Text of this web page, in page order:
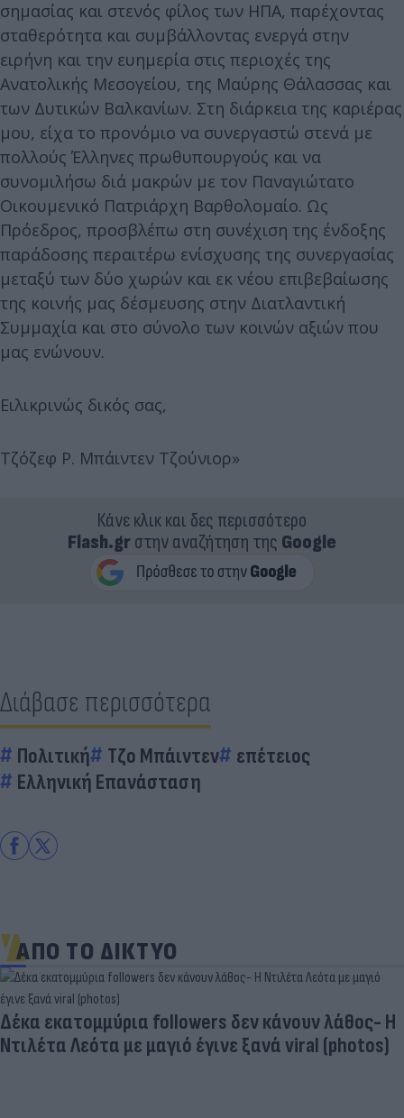
σημασίας και στενός φίλος των ΗΠΑ, παρέχοντας
σταθερότητα και συμβάλλοντας ενεργά στην
ειρήνη και την ευημερία στις περιοχές της
Ανατολικής Μεσογείου, της Μαύρης Θάλασσας και
των Δυτικών Βαλκανίων. Στη διάρκεια της καριέρας
μου, είχα το προνόμιο να συνεργαστώ στενά με
πολλούς Έλληνες πρωθυπουργούς και να
συνομιλήσω διά μακρών με τον Παναγιώτατο
Οικουμενικό Πατριάρχη Βαρθολομαίο. Ως
Πρόεδρος, προσβλέπω στη συνέχιση της ένδοξης
παράδοσης περαιτέρω ενίσχυσης της συνεργασίας
μεταξύ των δύο χωρών και εκ νέου επιβεβαίωσης
της κοινής μας δέσμευσης στην Διατλαντική
Συμμαχία και στο σύνολο των κοινών αξιών που
μας ενώνουν.
Ειλικρινώς δικός σας,
Τζόζεφ Ρ. Μπάιντεν Τζούνιορ»
Κάνε κλικ και δες περισσότερο
Flash.grστην αναζήτηση της Google
Διάβασε περισσότερα
Πολιτική Τζο Μπάιντεν
επέτειος
Ελληνική Επανάσταση
ΑΠΟ ΤΟ ΔΙΚΤΥΟ
Δέκα εκατομμύρια followers δεν κάνουν λάθος- Η
Ντιλέτα Λεότα με μαγιό έγινε ξανά viral (photos)